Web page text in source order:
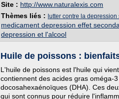
Site : http://www.naturalexis.com
Thèmes liés : lutter contre la
medicament depression effet
depression et l'alcool
Huile de poissons :
L'huile de poissons est l'huile qui
contiennent des acides gras oméga-
docosahexaénoïques (DHA). Ces
qui sont connus pour réduire